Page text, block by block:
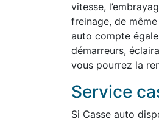
vitesse,
freinage, de
auto compte
démarreurs,
vous pourrez la
Service
Si Casse auto